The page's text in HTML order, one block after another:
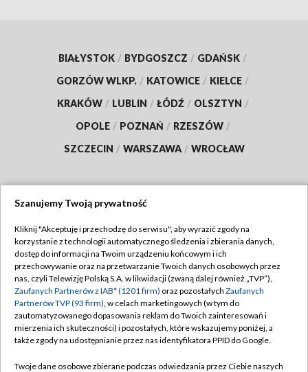
BIAŁYSTOK / BYDGOSZCZ / GDAŃSK /
GORZÓW WLKP. / KATOWICE / KIELCE /
KRAKÓW / LUBLIN / ŁÓDŹ / OLSZTYN /
OPOLE / POZNAŃ / RZESZÓW /
SZCZECIN / WARSZAWA / WROCŁAW
TVP
Abonament TVP
Emisja w TVP
Centrum informacji TVP
Naziemna Telewizja Cyfrowa
Regulamin TVP
Polityka prywatności
Moje zgody
Pomoc
Szanujemy Twoją prywatność
Kliknij "Akceptuję i przechodzę do serwisu", aby wyrazić zgody na
korzystanie z technologii automatycznego śledzenia i zbierania danych,
dostęp do informacji na Twoim urządzeniu końcowym i ich
przechowywanie oraz na przetwarzanie Twoich danych osobowych przez
nas, czyli Telewizję Polską S.A. w likwidacji (zwaną dalej również „TVP”),
Zaufanych Partnerów z IAB* (1201 firm) oraz pozostałych Zaufanych
Partnerów TVP (93 firm), w celach marketingowych (w tym do
zautomatyzowanego dopasowania reklam do Twoich zainteresowań i
mierzenia ich skuteczności) i pozostałych, które wskazujemy poniżej, a
także zgody na udostępnianie przez nas identyfikatora PPID do Google.
Twoje dane osobowe zbierane podczas odwiedzania przez Ciebie naszych